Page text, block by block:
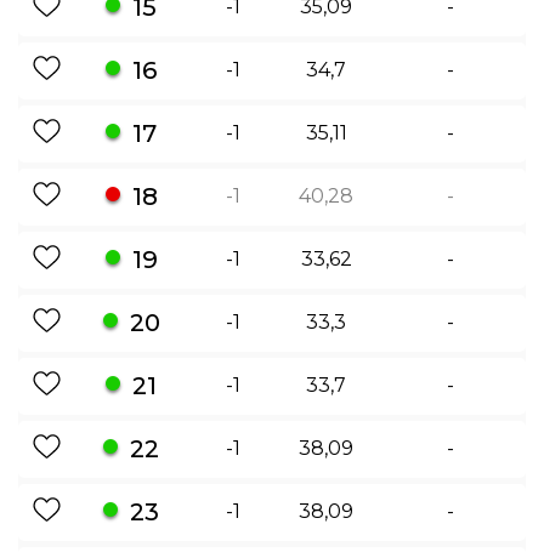
15 -1 35,09 -
16 -1 34,7 -
17 -1 35,11 -
18 -1 40,28 -
19 -1 33,62 -
20 -1 33,3 -
21 -1 33,7 -
22 -1 38,09 -
23 -1 38,09 -